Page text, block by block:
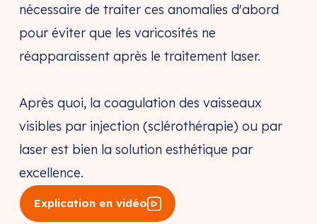
nécessaire de traiter ces anomalies d'abord
pour éviter que les varicosités ne
réapparaissent après le traitement laser.
Après quoi, la coagulation des vaisseaux
visibles par injection (sclérothérapie) ou par
laser est bien la solution esthétique par
excellence.
Explication en vidéo